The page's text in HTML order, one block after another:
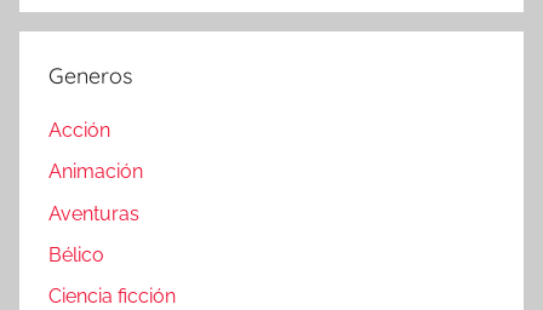
Generos
Acción
Animación
Aventuras
Bélico
Ciencia ficción